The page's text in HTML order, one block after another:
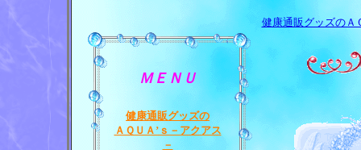
ＭＥＮＵ
健康通販グッズの
ＡＱＵＡ’ｓ－アクアス
－
健康通販グッズのＡ